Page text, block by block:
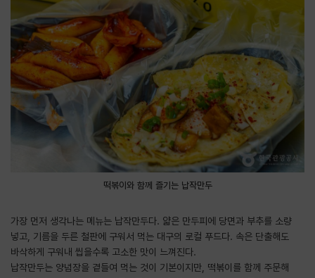
떡볶이와 함께 즐기는 납작만두
가장 먼저 생각나는 메뉴는 납작만두다. 얇은 만두피에 당면과 부추를 소량
넣고, 기름을 두른 철판에 구워서 먹는 대구의 로컬 푸드다. 속은 단출해도
바삭하게 구워내 씹을수록 고소한 맛이 느껴진다.
납작만두는 양념장을 곁들여 먹는 것이 기본이지만, 떡볶이를 함께 주문해